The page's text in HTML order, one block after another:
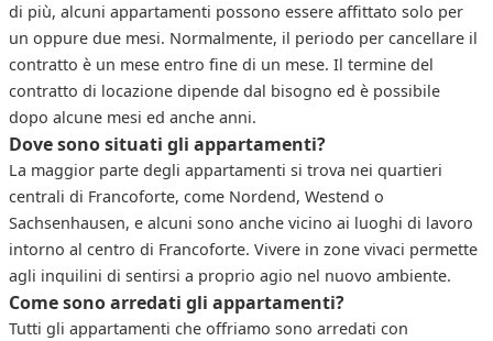
di più, alcuni appartamenti possono essere affittato solo per
un oppure due mesi. Normalmente, il periodo per cancellare il
contratto è un mese entro fine di un mese. Il termine del
contratto di locazione dipende dal bisogno ed è possibile
dopo alcune mesi ed anche anni.
Dove sono situati gli appartamenti?
La maggior parte degli appartamenti si trova nei quartieri
centrali di Francoforte, come Nordend, Westend o
Sachsenhausen, e alcuni sono anche vicino ai luoghi di lavoro
intorno al centro di Francoforte. Vivere in zone vivaci permette
agli inquilini di sentirsi a proprio agio nel nuovo ambiente.
Come sono arredati gli appartamenti?
Tutti gli appartamenti che offriamo sono arredati con